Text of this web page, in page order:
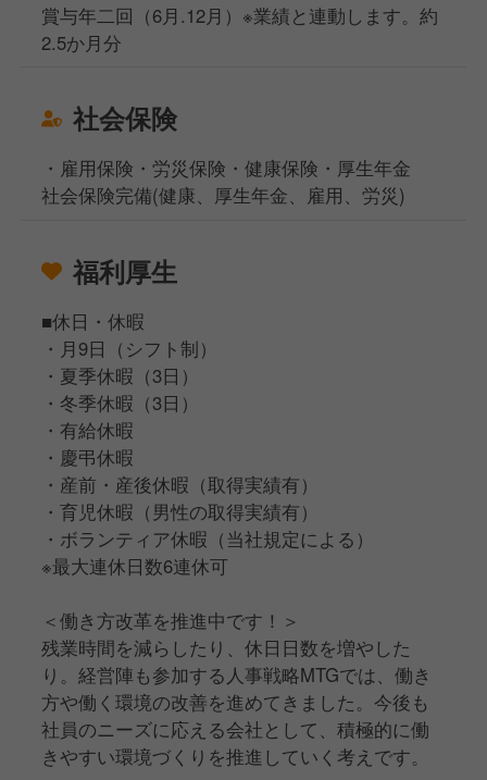
賞与年二回（6月.12月）※業績と連動します。約
2.5か月分
社会保険
・雇用保険・労災保険・健康保険・厚生年金
社会保険完備(健康、厚生年金、雇用、労災)
福利厚生
■休日・休暇
・月9日（シフト制）
・夏季休暇（3日）
・冬季休暇（3日）
・有給休暇
・慶弔休暇
・産前・産後休暇（取得実績有）
・育児休暇（男性の取得実績有）
・ボランティア休暇（当社規定による）
※最大連休日数6連休可
＜働き方改革を推進中です！＞
残業時間を減らしたり、休日日数を増やした
り。経営陣も参加する人事戦略MTGでは、働き
方や働く環境の改善を進めてきました。今後も
社員のニーズに応える会社として、積極的に働
きやすい環境づくりを推進していく考えです。